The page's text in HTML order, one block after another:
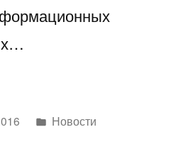
Написано
Новости